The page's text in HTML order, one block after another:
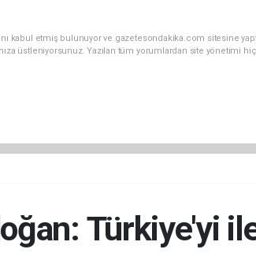
kabul etmiş bulunuyor ve gazetesondakika.com sitesine
üstleniyorsunuz. Yazılan tüm yorumlardan site yönetimi
Türkiye'yi